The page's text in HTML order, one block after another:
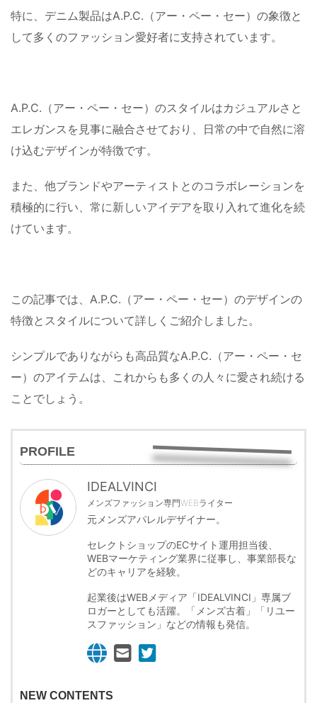
特に、デニム製品はA.P.C.（アー・ペー・セー）の象徴と
して多くのファッション愛好者に支持されています。
A.P.C.（アー・ペー・セー）のスタイルはカジュアルさと
エレガンスを見事に融合させており、日常の中で自然に溶
け込むデザインが特徴です。
また、他ブランドやアーティストとのコラボレーションを
積極的に行い、常に新しいアイデアを取り入れて進化を続
けています。
この記事では、A.P.C.（アー・ペー・セー）のデザインの
特徴とスタイルについて詳しくご紹介しました。
シンプルでありながらも高品質なA.P.C.（アー・ペー・セ
ー）のアイテムは、これからも多くの人々に愛され続ける
ことでしょう。
PROFILE
IDEALVINCI
メンズファッション専門WEBライター
元メンズアパレルデザイナー。
セレクトショップのECサイト運用担当後、
WEBマーケティング業界に従事し、事業部長な
どのキャリアを経験。
起業後はWEBメディア「IDEALVINCI」専属ブ
ロガーとしても活躍。「メンズ古着」「リユー
スファッション」などの情報も発信。
NEW CONTENTS